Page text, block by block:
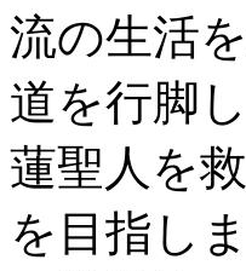
流の生活
道を行脚
蓮聖人を
を目指し